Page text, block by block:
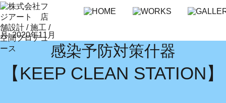
月:2020年11月
感染予防対策什器
【KEEP CLEAN STATION】